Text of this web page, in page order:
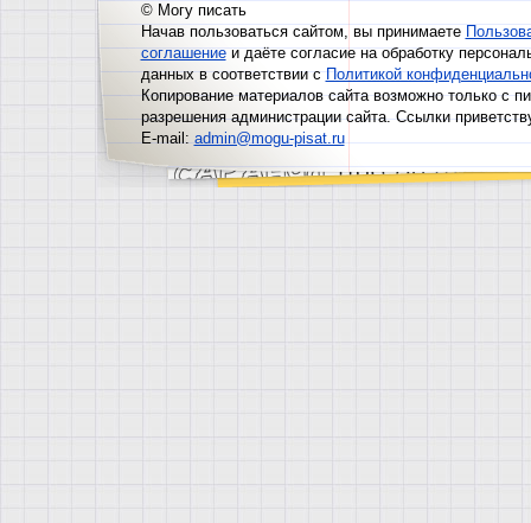
© Могу писать
Начав пользоваться сайтом, вы принимаете
соглашениеи даёте согласие на обработку
данных в соответствии сПолитикой
Копирование материалов сайта возможно только с
разрешения администрации сайта. Ссылки
E-mail:admin@mogu-pisat.ru